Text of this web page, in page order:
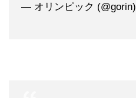
— オリンピック (@gorin)